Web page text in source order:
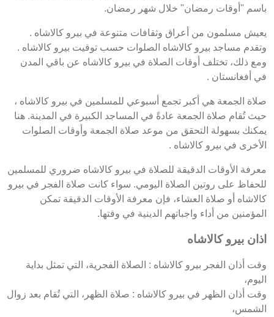
باسم "أوقات رمضان" خلال شهر رمضان.
يعيش مسلمون من أعراق وثقافات متنوعة في بيرو كالاشاه .
وتقدم مساجد بيرو كالاشاه الصلوات حسب توقيت بيرو كالاشاه .
ومع ذلك، تختلف أوقات الصلاة في بيرو كالاشاه عن باقي المدن
في أفغانستان .
صلاة الجمعة هي أكبر تجمع أسبوعي للمسلمين في بيرو كالاشاه ،
حيث تُقام صلاة الجمعة عادةً في المساجد الكبيرة في المدينة. هنا
يمكنك بسهولة التحقق من موعد صلاة الجمعة وأوقات الصلوات
الأخرى في بيرو كالاشاه .
معرفة الأوقات الدقيقة للصلاة في بيرو كالاشاه ضروري للمسلمين
للحفاظ على روتين الصلاة اليومي. سواء كانت صلاة الفجر في بيرو
كالاشاه أو صلاة العشاء، فإن معرفة الأوقات الدقيقة تمكن
المؤمنين من أداء واجباتهم الدينية في وقتها.
اذان بيرو كالاشاه
وقت أذان الفجر بيرو كالاشاه : الصلاة الفجرية، التي تمثل بداية
اليوم،
وقت أذان الظهر في بيرو كالاشاه : صلاة الظهر، التي تُقام بعد زوال
الشمس،